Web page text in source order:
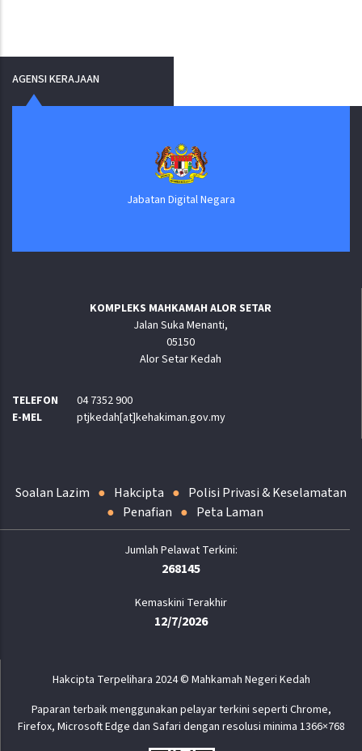
AGENSI KERAJAAN
Jabatan Digital Negara
KOMPLEKS MAHKAMAH ALOR SETAR
Jalan Suka Menanti,
05150
Alor Setar Kedah
TELEFON
04 7352 900
E-MEL
ptjkedah[at]kehakiman.gov.my
Soalan Lazim Hakcipta
Polisi Privasi & Keselamatan
Penafian
Peta Laman
268145
Kemaskini Terakhir
12/7/2026
Hakcipta Terpelihara 2024 © Mahkamah Negeri Kedah
Paparan terbaik menggunakan pelayar terkini seperti Chrome,
Firefox, Microsoft Edge dan Safari dengan resolusi minima 1366×768